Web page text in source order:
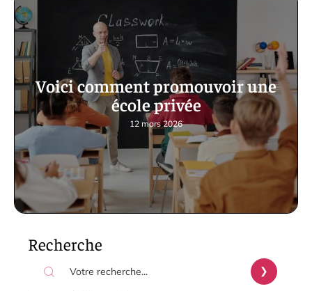
Voici comment promouvoir une
école privée
12 mars 2026
Recherche